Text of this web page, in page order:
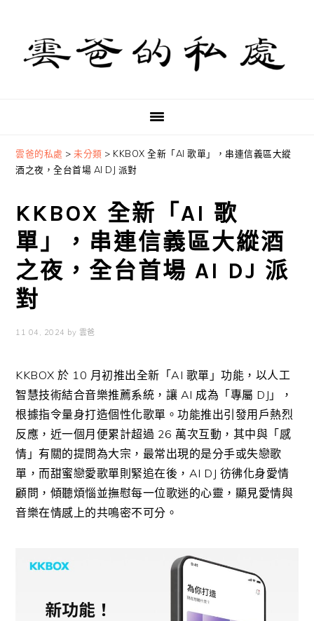
primary
navigation
content
primary
sidebar
雲爸的私處 >未分類 > KKBOX 全新「AI 歌單」，串連信義區大縱
酒之夜，全台首場 AI DJ 派對
KKBOX 全新「AI 歌
單」，串連信義區大縱酒
之夜，全台首場 AI DJ 派
對
11 04, 2024 by 雲爸
KKBOX於 10 月初推出全新「AI 歌單」功能，以人工
智慧技術結合音樂推薦系統，讓 AI 成為「專屬 DJ 」，
根據指令量身打造個性化歌單。功能推出引發用戶熱烈
反應，近一個月便累計超過 26 萬次互動，其中與「感
情」有關的提問為大宗，最常出現的是分手或失戀歌
單，而甜蜜戀愛歌單則緊追在後， AI DJ 彷彿化身愛情
顧問，傾聽煩惱並撫慰每一位歌迷的心靈，顯見愛情與
音樂在情感上的共鳴密不可分。